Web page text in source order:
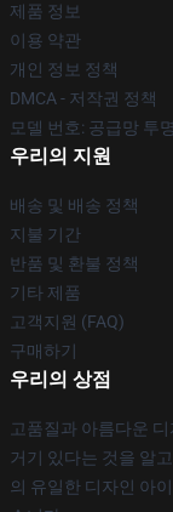
제품 정보
이용 약관
개인 정보 정책
DMCA - 저작권 정책
모델 번호: 공급망 투
우리의 지원
배송 및 배송 정책
지불 기간
반품 및 환불 정책
기타 제품
고객지원 (FAQ)
구매하기
우리의 상점
고품질과 아름다운
거기 있다는 것을 알
의 유일한 디자인 아